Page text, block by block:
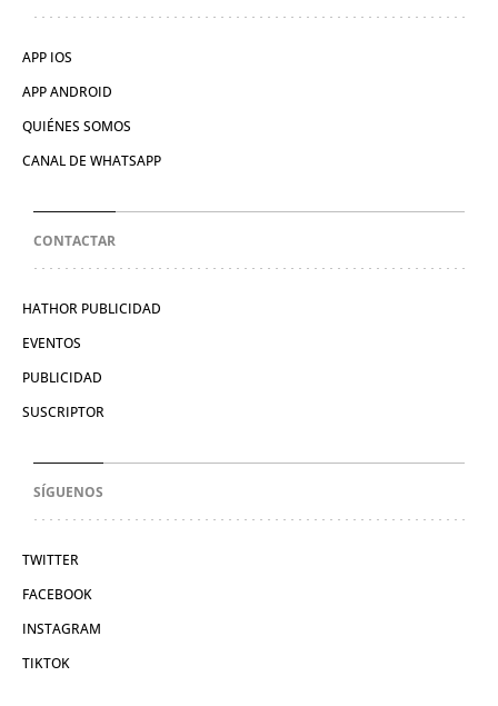
APP IOS
APP ANDROID
QUIÉNES SOMOS
CANAL DE WHATSAPP
CONTACTAR
HATHOR PUBLICIDAD
EVENTOS
PUBLICIDAD
SUSCRIPTOR
SÍGUENOS
TWITTER
FACEBOOK
INSTAGRAM
TIKTOK